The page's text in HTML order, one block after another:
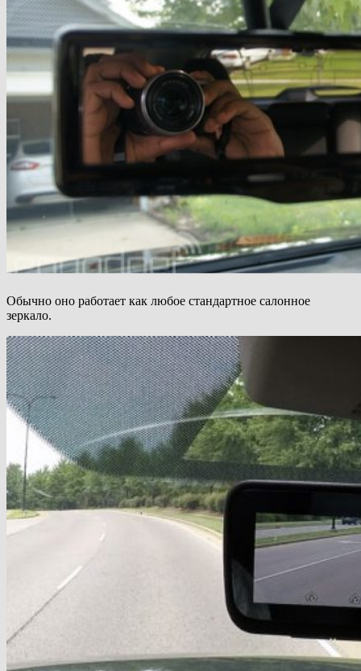
Обычно оно работает как любое стандартное салонное
зеркало.